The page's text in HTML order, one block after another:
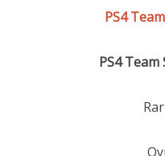
PS4
PS4 Team